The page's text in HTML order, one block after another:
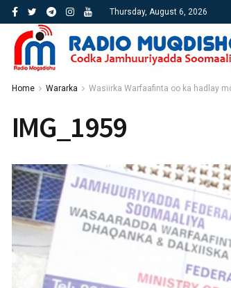
Thursday, August 6, 2026
Home Wararka Wasiirka Warfaafinta oo ka hadlay
IMG_1959